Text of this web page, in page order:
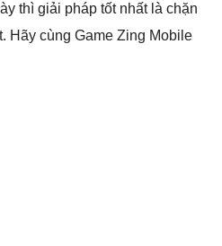
thì giải pháp tốt nhất là chặn
Hãy cùng Game Zing Mobile